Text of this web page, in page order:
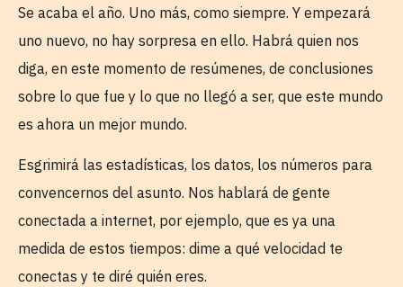
Se acaba el año. Uno más, como siempre. Y empezará
uno nuevo, no hay sorpresa en ello. Habrá quien nos
diga, en este momento de resúmenes, de conclusiones
sobre lo que fue y lo que no llegó a ser, que este mundo
es ahora un mejor mundo.
Esgrimirá las estadísticas, los datos, los números para
convencernos del asunto. Nos hablará de gente
conectada a internet, por ejemplo, que es ya una
medida de estos tiempos: dime a qué velocidad te
conectas y te diré quién eres.